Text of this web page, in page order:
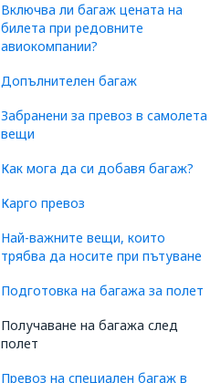
Включва ли багаж цената на
билета при редовните
авиокомпании?
Допълнителен багаж
Забранени за превоз в самолета
вещи
Как мога да си добавя багаж?
Карго превоз
Най-важните вещи, които
трябва да носите при пътуване
Подготовка на багажа за полет
Получаване на багажа след
полет
Превоз на специален багаж в